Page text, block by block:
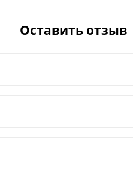
Оставить отзыв